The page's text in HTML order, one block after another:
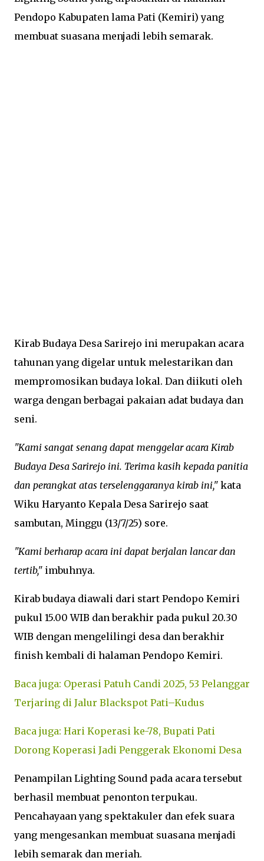
Pendopo Kabupaten lama Pati (Kemiri) yang
membuat suasana menjadi lebih semarak.
Kirab Budaya Desa Sarirejo ini merupakan acara
tahunan yang digelar untuk melestarikan dan
mempromosikan budaya lokal. Dan diikuti oleh
warga dengan berbagai pakaian adat budaya dan
seni.
"Kami sangat senang dapat menggelar acara Kirab
Budaya Desa Sarirejo ini. Terima kasih kepada panitia
dan perangkat atas terselenggaranya kirab ini," kata
Wiku Haryanto Kepala Desa Sarirejo saat
sambutan, Minggu (13/7/25) sore.
"Kami berharap acara ini dapat berjalan lancar dan
tertib," imbuhnya.
Kirab budaya diawali dari start Pendopo Kemiri
pukul 15.00 WIB dan berakhir pada pukul 20.30
WIB dengan mengelilingi desa dan berakhir
finish kembali di halaman Pendopo Kemiri.
Baca juga: Operasi Patuh Candi 2025, 53 Pelanggar
Terjaring di Jalur Blackspot Pati–Kudus
Baca juga: Hari Koperasi ke-78, Bupati Pati
Dorong Koperasi Jadi Penggerak Ekonomi Desa
Penampilan Lighting Sound pada acara tersebut
berhasil membuat penonton terpukau.
Pencahayaan yang spektakuler dan efek suara
yang mengesankan membuat suasana menjadi
lebih semarak dan meriah.